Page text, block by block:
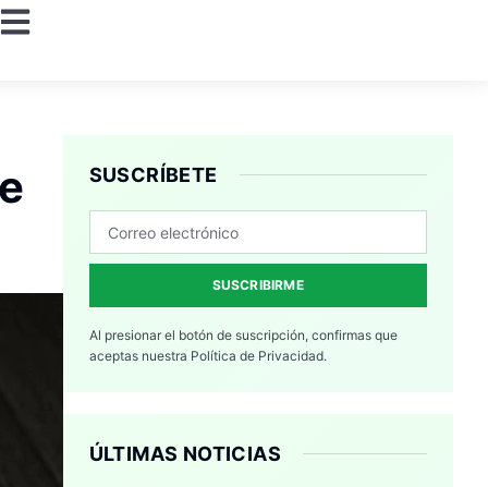
SUSCRÍBETE
SUSCRIBIRME
Al presionar el botón de suscripción, confirmas que
aceptas nuestra Política de Privacidad.
ÚLTIMAS NOTICIAS